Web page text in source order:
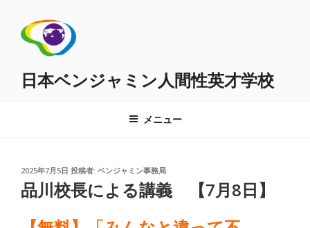
日本ベンジャミン人間性英才学校
メニュー
投
稿
日:
2025年7月5日 投稿者: ベンジャミン事務局
品川校長による講義 【7月8日】